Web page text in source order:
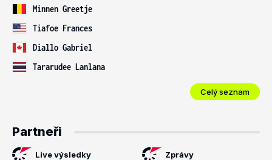
Minnen Greetje
Tiafoe Frances
Diallo Gabriel
Tararudee Lanlana
Celý seznam
Partneři
Live výsledky Zprávy